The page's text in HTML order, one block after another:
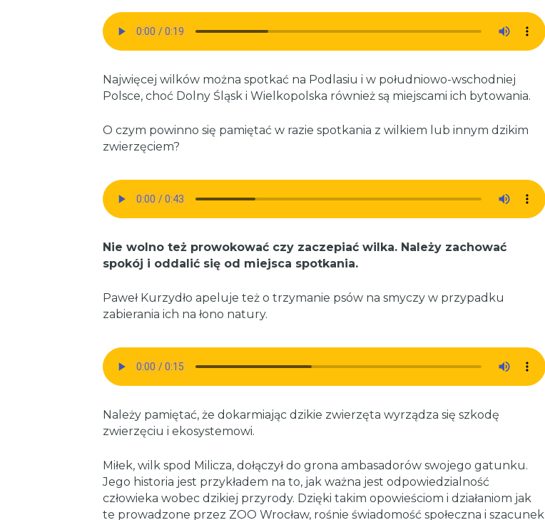
Najwięcej wilków można spotkać na Podlasiu i w południowo-wschodniej
Polsce, choć Dolny Śląsk i Wielkopolska również są miejscami ich bytowania.
O czym powinno się pamiętać w razie spotkania z wilkiem lub innym dzikim
zwierzęciem?
Nie wolno też prowokować czy zaczepiać wilka. Należy zachować
spokój i oddalić się od miejsca spotkania.
Paweł Kurzydło apeluje też o trzymanie psów na smyczy w przypadku
zabierania ich na łono natury.
Należy pamiętać, że dokarmiając dzikie zwierzęta wyrządza się szkodę
zwierzęciu i ekosystemowi.
Miłek, wilk spod Milicza, dołączył do grona ambasadorów swojego gatunku.
Jego historia jest przykładem na to, jak ważna jest odpowiedzialność
człowieka wobec dzikiej przyrody. Dzięki takim opowieściom i działaniom jak
te prowadzone przez ZOO Wrocław, rośnie świadomość społeczna i szacunek